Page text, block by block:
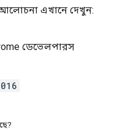
এখানে দেখুন:
ডেভেলপারস